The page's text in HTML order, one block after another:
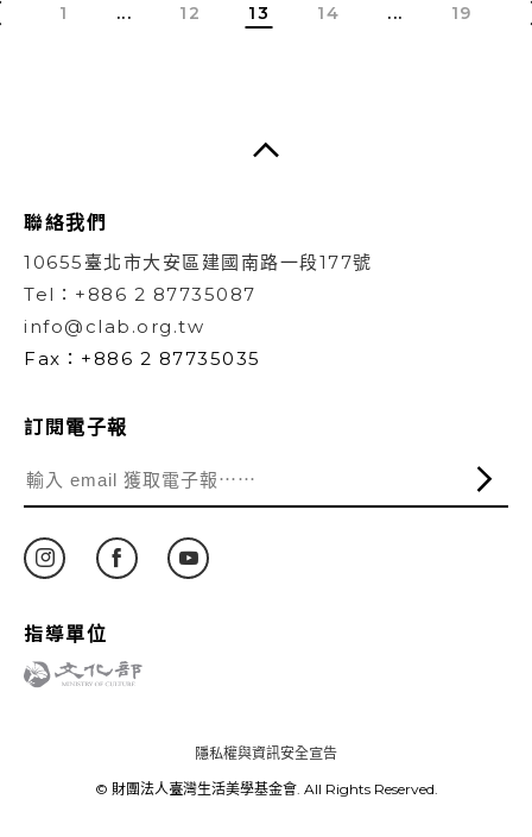
1 ... 12 13 14 ... 19
聯絡我們
10655臺北市大安區建國南路一段177號
Tel：+886 2 87735087
info@clab.org.tw
Fax：+886 2 87735035
訂閱電子報
指導單位
隱私權與資訊安全宣告
© 財團法人臺灣生活美學基金會. All Rights Reserved.